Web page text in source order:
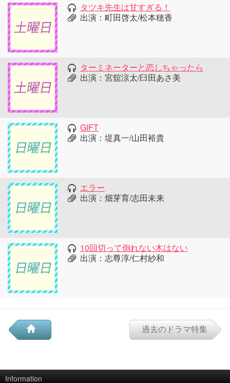
タツキ先生は甘すぎる！
出演：町田啓太/松本穂香
ターミネーターと恋しちゃったら
出演：宮舘涼太/臼田あさ美
GIFT
出演：堤真一/山田裕貴
エラー
出演：畑芽育/志田未来
10回切って倒れない木はない
出演：志尊淳/仁村紗和
過去のドラマ特集
Information